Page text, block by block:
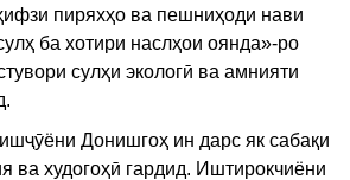
пиряхҳо ва пешниҳоди нави
ба хотири наслҳои оянда»-ро
сулҳи экологӣ ва амнияти
Донишгоҳ ин дарс як сабақи
ва худогоҳӣ гардид. Иштирокчиёни